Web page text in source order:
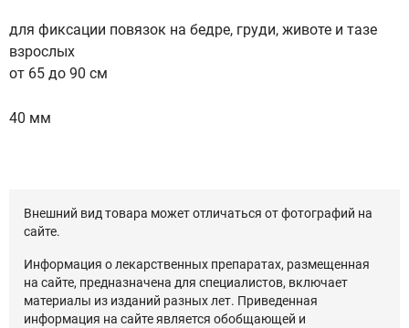
для фиксации повязок на бедре, груди, животе и тазе
взрослых
от 65 до 90 см
40 мм
Внешний вид товара может отличаться от фотографий на
сайте.
Информация о лекарственных препаратах, размещенная
на сайте, предназначена для специалистов, включает
материалы из изданий разных лет. Приведенная
информация на сайте является обобщающей и